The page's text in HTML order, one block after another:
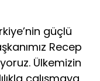
güçlü
Recep
Ülkemizin